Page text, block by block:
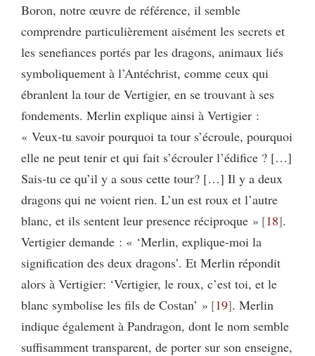
Boron, notre œuvre de référence, il semble
comprendre particulièrement aisément les secrets et
les senefiances portés par les dragons, animaux liés
symboliquement à l’Antéchrist, comme ceux qui
ébranlent la tour de Vertigier, en se trouvant à ses
fondements. Merlin explique ainsi à Vertigier :
« Veux-tu savoir pourquoi ta tour s’écroule, pourquoi
elle ne peut tenir et qui fait s’écrouler l’édifice ? […]
Sais-tu ce qu’il y a sous cette tour? […] Il y a deux
dragons qui ne voient rien. L’un est roux et l’autre
blanc, et ils sentent leur presence réciproque » 18 .
Vertigier demande : « ‘Merlin, explique-moi la
signification des deux dragons’. Et Merlin répondit
alors à Vertigier: ‘Vertigier, le roux, c’est toi, et le
blanc symbolise les fils de Costan’ » 19 . Merlin
indique également à Pandragon, dont le nom semble
suffisamment transparent, de porter sur son enseigne,